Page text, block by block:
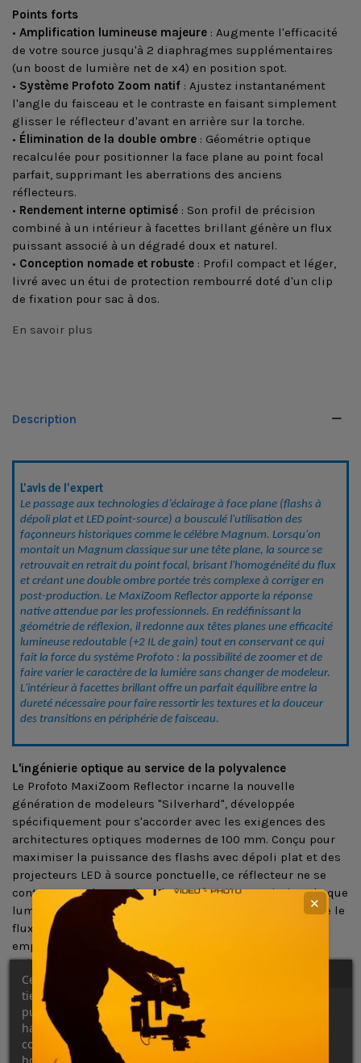
Points forts
• Amplification lumineuse majeure : Augmente l'efficacité
de votre source jusqu'à 2 diaphragmes supplémentaires
(un boost de lumière net de x4) en position spot.
• Système Profoto Zoom natif : Ajustez instantanément
l'angle du faisceau et le contraste en faisant simplement
glisser le réflecteur d'avant en arrière sur la torche.
• Élimination de la double ombre : Géométrie optique
recalculée pour positionner la face plane au point focal
parfait, supprimant les aberrations des anciens
réflecteurs.
• Rendement interne optimisé : Son profil de précision
combiné à un intérieur à facettes brillant génère un flux
puissant associé à un dégradé doux et naturel.
• Conception nomade et robuste : Profil compact et léger,
livré avec un étui de protection rembourré doté d'un clip
de fixation pour sac à dos.
En savoir plus
Description
L'avis de l'expert
Le passage aux technologies d’éclairage à face plane (flashs à
dépoli plat et LED point-source) a bousculé l'utilisation des
façonneurs historiques comme le célèbre Magnum. Lorsqu'on
montait un Magnum classique sur une tête plane, la source se
retrouvait en retrait du point focal, brisant l'homogénéité du flux
et créant une double ombre portée très complexe à corriger en
post-production. Le MaxiZoom Reflector apporte la réponse
native attendue par les professionnels. En redéfinissant la
géométrie de réflexion, il redonne aux têtes planes une efficacité
lumineuse redoutable (+2 IL de gain) tout en conservant ce qui
fait la force du système Profoto : la possibilité de zoomer et de
faire varier le caractère de la lumière sans changer de modeleur.
L'intérieur à facettes brillant offre un parfait équilibre entre la
dureté nécessaire pour faire ressortir les textures et la douceur
des transitions en périphérie de faisceau.
L'ingénierie optique au service de la polyvalence
Le Profoto MaxiZoom Reflector incarne la nouvelle
génération de modeleurs "Silverhard", développée
spécifiquement pour s'accorder avec les exigences des
architectures optiques modernes de 100 mm. Conçu pour
maximiser la puissance des flashs avec dépoli plat et des
projecteurs LED à source ponctuelle, ce réflecteur ne se
contente pas de canaliser la lumière, il en optimise chaque
lumen. Son profil technique calculé au millimètre guide le
flux pour éliminer toute déperdition, garantissant une
empreinte lumineuse unique, continue et parfaitement
prévisible sur le terrain.
Du spot au faisceau large : le contrôle du modelé en un
geste
La force du MaxiZoom réside dans sa flexibilité créative
unique. Grâce à la monture réglable exclusive de Profoto, il
Ce site Web utilise ses propres cookies et ceux de
tiers pour améliorer nos services et vous montrer des
publicités liées à vos préférences en analysant vos
habitudes de navigation. Pour donner votre
consentement à son utilisation, appuyez sur le
✕